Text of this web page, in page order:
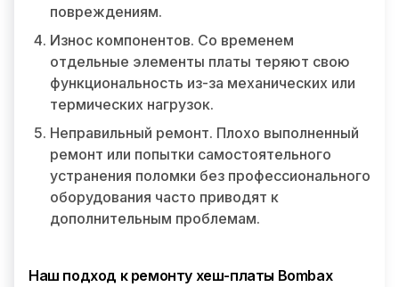
повреждениям.
Износ компонентов. Со временем
отдельные элементы платы теряют свою
функциональность из-за механических или
термических нагрузок.
Неправильный ремонт. Плохо выполненный
ремонт или попытки самостоятельного
устранения поломки без профессионального
оборудования часто приводят к
дополнительным проблемам.
Наш подход к ремонту хеш-платы Bombax